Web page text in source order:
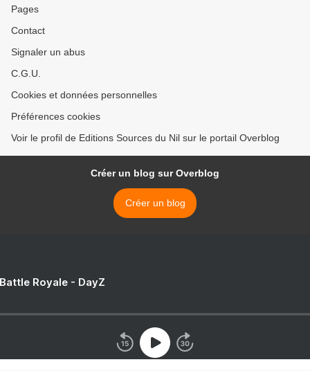
Pages
Contact
Signaler un abus
C.G.U.
Cookies et données personnelles
Préférences cookies
Voir le profil de Editions Sources du Nil sur le portail Overblog
Créer un blog sur Overblog
Créer un blog
Royale - DayZ